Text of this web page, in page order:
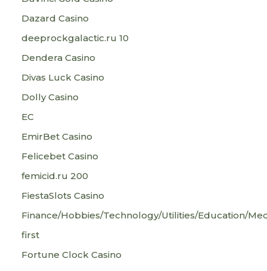
Dazard Casino
deeprockgalactic.ru 10
Dendera Casino
Divas Luck Casino
Dolly Casino
EC
EmirBet Casino
Felicebet Casino
femicid.ru 200
FiestaSlots Casino
Finance/Hobbies/Technology/Utilities/Education/
first
Fortune Clock Casino